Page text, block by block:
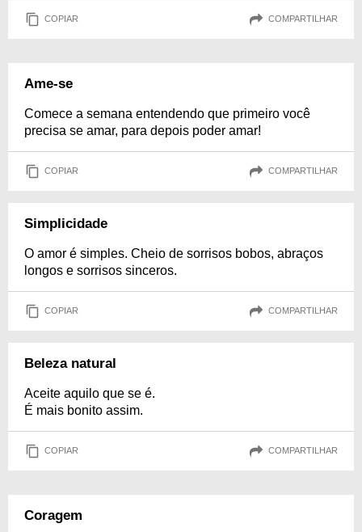
COPIAR COMPARTILHAR
Ame-se
Comece a semana entendendo que primeiro você
precisa se amar, para depois poder amar!
COPIAR COMPARTILHAR
Simplicidade
O amor é simples. Cheio de sorrisos bobos, abraços
longos e sorrisos sinceros.
COPIAR COMPARTILHAR
Beleza natural
Aceite aquilo que se é.
É mais bonito assim.
COPIAR COMPARTILHAR
Coragem